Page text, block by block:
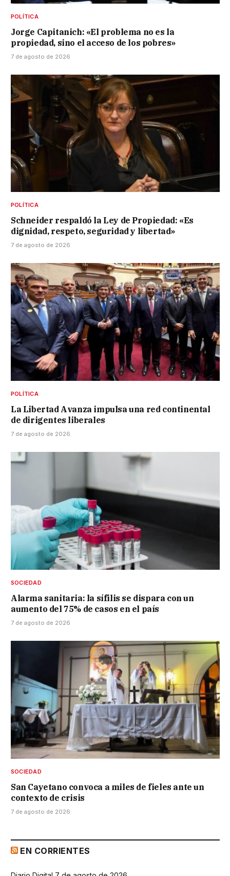
POLÍTICA
Jorge Capitanich: «El problema no es la
propiedad, sino el acceso de los pobres»
7 de agosto de 2026
POLÍTICA
Schneider respaldó la Ley de Propiedad: «Es
dignidad, respeto, seguridad y libertad»
7 de agosto de 2026
POLÍTICA
La Libertad Avanza impulsa una red continental
de dirigentes liberales
7 de agosto de 2026
SOCIEDAD
Alarma sanitaria: la sífilis se dispara con un
aumento del 75% de casos en el país
7 de agosto de 2026
SOCIEDAD
San Cayetano convoca a miles de fieles ante un
contexto de crisis
7 de agosto de 2026
EN CORRIENTES